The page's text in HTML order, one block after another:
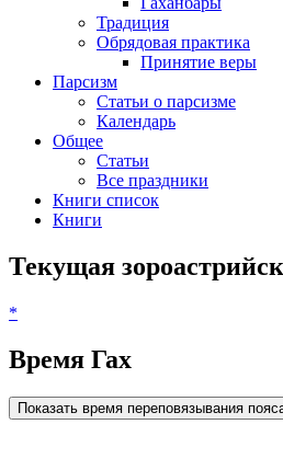
Традиция
Обрядовая практика
Принятие веры
Парсизм
Статьи о парсизме
Календарь
Общее
Статьи
Все праздники
Книги список
Книги
Текущая
*
Время Гах
Показать время переповязывания